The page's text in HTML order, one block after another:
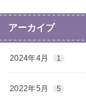
アーカイブ
2024年4月 1
2022年5月 5